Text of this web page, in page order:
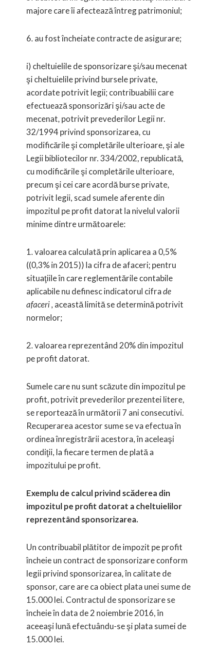
majore care îi afectează întreg patrimoniul;
6. au fost încheiate contracte de asigurare;
i) cheltuielile de sponsorizare şi/sau mecenat
şi cheltuielile privind bursele private,
acordate potrivit legii; contribuabilii care
efectuează sponsorizări şi/sau acte de
mecenat, potrivit prevederilor Legii nr.
32/1994 privind sponsorizarea, cu
modificările şi completările ulterioare, şi ale
Legii bibliotecilor nr. 334/2002, republicată,
cu modificările şi completările ulterioare,
precum şi cei care acordă burse private,
potrivit legii, scad sumele aferente din
impozitul pe profit datorat la nivelul valorii
minime dintre următoarele:
1. valoarea calculată prin aplicarea a 0,5%
((0,3% in 2015)) la cifra de afaceri; pentru
situaţiile în care reglementările contabile
aplicabile nu definesc indicatorul cifrade
afaceri, această limită se determină potrivit
normelor;
2. valoarea reprezentând 20% din impozitul
pe profit datorat.
Sumele care nu sunt scăzute din impozitul pe
profit, potrivit prevederilor prezentei litere,
se reportează în următorii 7 ani consecutivi.
Recuperarea acestor sume se va efectua în
ordinea înregistrării acestora, în aceleaşi
condiţii, la fiecare termen de plată a
impozitului pe profit.
Exemplu de calcul privind scăderea din
impozitul pe profit datorat a cheltuielilor
reprezentând sponsorizarea.
Un contribuabil plătitor de impozit pe profit
încheie un contract de sponsorizare conform
legii privind sponsorizarea, în calitate de
sponsor, care are ca obiect plata unei sume de
15.000 lei. Contractul de sponsorizare se
încheie în data de 2 noiembrie 2016, în
aceeaşi lună efectuându-se şi plata sumei de
15.000 lei.